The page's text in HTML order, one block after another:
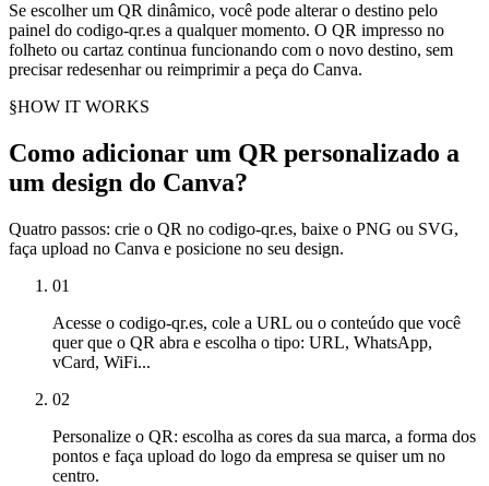
Se escolher um QR dinâmico, você pode alterar o destino pelo
painel do codigo-qr.es a qualquer momento. O QR impresso no
folheto ou cartaz continua funcionando com o novo destino, sem
precisar redesenhar ou reimprimir a peça do Canva.
§HOW IT WORKS
Como adicionar um QR personalizado a
um design do Canva?
Quatro passos: crie o QR no codigo-qr.es, baixe o PNG ou SVG,
faça upload no Canva e posicione no seu design.
01
Acesse o codigo-qr.es, cole a URL ou o conteúdo que você
quer que o QR abra e escolha o tipo: URL, WhatsApp,
vCard, WiFi...
02
Personalize o QR: escolha as cores da sua marca, a forma dos
pontos e faça upload do logo da empresa se quiser um no
centro.